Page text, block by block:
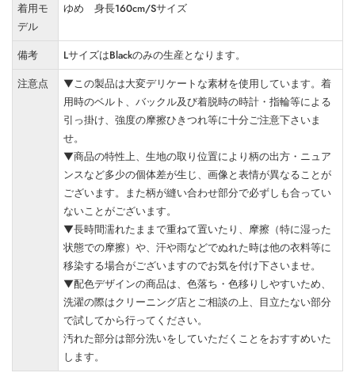
着用モ
デル
ゆめ 身長160cm/Sサイズ
備考
LサイズはBlackのみの生産となります。
注意点
▼この製品は大変デリケートな素材を使用しています。着
用時のベルト、バックル及び着脱時の時計・指輪等による
引っ掛け、強度の摩擦ひきつれ等に十分ご注意下さいま
せ。
▼商品の特性上、生地の取り位置により柄の出方・ニュア
ンスなど多少の個体差が生じ、画像と表情が異なることが
ございます。また柄が縫い合わせ部分で必ずしも合ってい
ないことがございます。
▼長時間濡れたままで重ねて置いたり、摩擦（特に湿った
状態での摩擦）や、汗や雨などでぬれた時は他の衣料等に
移染する場合がございますのでお気を付け下さいませ。
▼配色デザインの商品は、色落ち・色移りしやすいため、
洗濯の際はクリーニング店とご相談の上、目立たない部分
で試してから行ってください。
汚れた部分は部分洗いをしていただくことをおすすめいた
します。